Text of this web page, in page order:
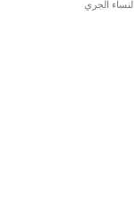
النساء الجري